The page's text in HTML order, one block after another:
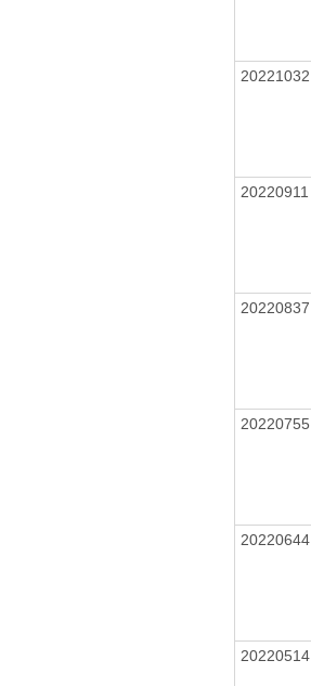
20221032
20220911
20220837
20220755
20220644
20220514